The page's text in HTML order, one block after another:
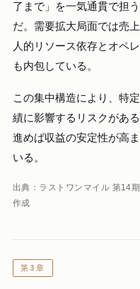
了まで」を一気通貫で担
だ。需要拡大局面では売
人的リソース依存とオペ
も内包している。
この集中構造により、特
績に影響するリスクがあ
進めば収益の安定性が高
いる。
出典：ラストワンマイル 第14
作成
第3章